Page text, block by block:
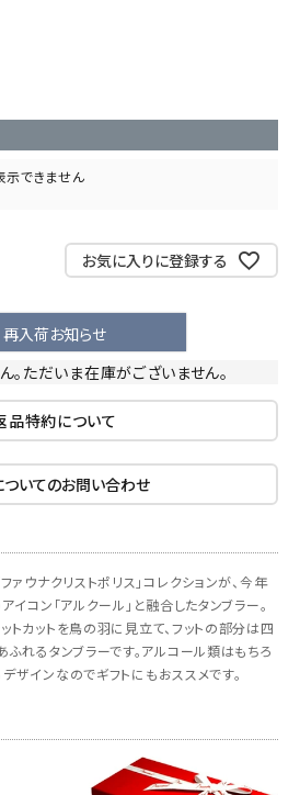
できません
お気に入りに登録する
再入荷お知らせ
。ただいま在庫がございません。
品特約について
いてのお問い合わせ
ァウナクリストポリス」コレクションが、今年
コン「アルクール」と融合したタンブラー。
トカットを鳥の羽に見立て、フットの部分は四
ふれるタンブラーです。アルコール類はもちろ
ザインなのでギフトにもおススメです。